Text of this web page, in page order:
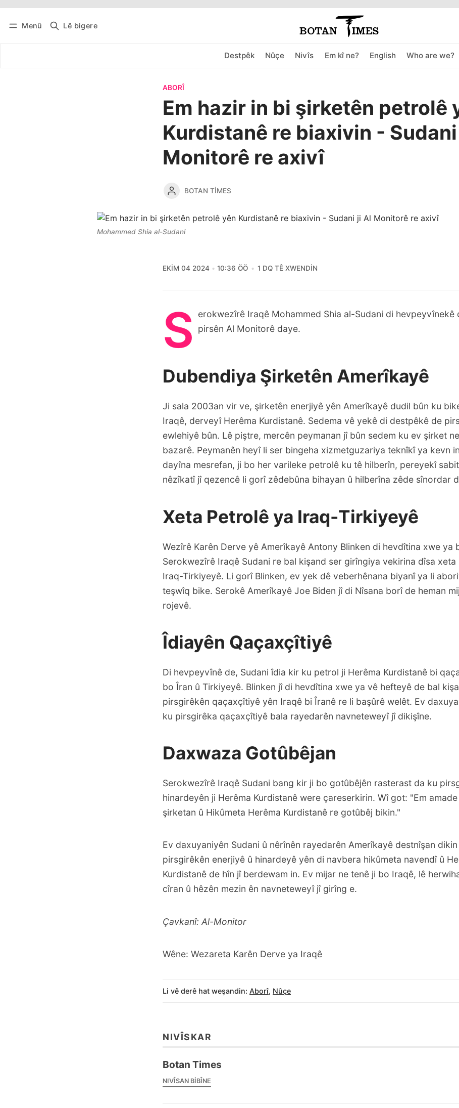
Menû Lê bigere
Destpêk Nûçe Nivîs Em kî ne? English Who are we?
Têkevê Bûltena belaş bistîne
ABORÎ
Em hazir in bi şirketên petrolê
Kurdistanê re biaxivin -
Monitorê re axivî
BOTAN TIMES
Mohammed Shia al-Sudani
EKIM 04 2024 10:36 ÖÖ 1 DQ TÊ XWENDIN
S erokwezîrê Iraqê Mohammed Shia al-Sudani di hevpeyvînekê
pirsên Al Monitorê daye.
Dubendiya Şirketên Amerîkayê
Ji sala 2003an vir ve, şirketên enerjiyê yên Amerîkayê dudil bûn ku
Iraqê, derveyî Herêma Kurdistanê. Sedema vê yekê di destpêkê de
ewlehiyê bûn. Lê piştre, mercên peymanan jî bûn sedem ku ev şirket
bazarê. Peymanên heyî li ser bingeha xizmetguzariya teknîkî ya kevn
dayîna mesrefan, ji bo her varileke petrolê ku tê hilberîn, pereyekî
nêzîkatî jî qezencê li gorî zêdebûna bihayan û hilberîna zêde sînordar
Xeta Petrolê ya Iraq-Tirkiyeyê
Wezîrê Karên Derve yê Amerîkayê Antony Blinken di hevdîtina xwe ya
Serokwezîrê Iraqê Sudani re bal kişand ser girîngiya vekirina dîsa
Iraq-Tirkiyeyê. Li gorî Blinken, ev yek dê veberhênana biyanî ya li
teşwîq bike. Serokê Amerîkayê Joe Biden jî di Nîsana borî de heman
rojevê.
Îdiayên Qaçaxçîtiyê
Di hevpeyvînê de, Sudani îdia kir ku petrol ji Herêma Kurdistanê bi
bo Îran û Tirkiyeyê. Blinken jî di hevdîtina xwe ya vê hefteyê de bal
pirsgirêkên qaçaxçîtiyê yên Iraqê bi Îranê re li başûrê welêt. Ev
ku pirsgirêka qaçaxçîtiyê bala rayedarên navneteweyî jî dikişîne.
Daxwaza Gotûbêjan
Serokwezîrê Iraqê Sudani bang kir ji bo gotûbêjên rasterast da ku
hinardeyên ji Herêma Kurdistanê were çareserkirin. Wî got: "Em
şirketan û Hikûmeta Herêma Kurdistanê re gotûbêj bikin."
Ev daxuyaniyên Sudani û nêrînên rayedarên Amerîkayê destnîşan
pirsgirêkên enerjiyê û hinardeyê yên di navbera hikûmeta navendî û
Kurdistanê de hîn jî berdewam in. Ev mijar ne tenê ji bo Iraqê, lê
cîran û hêzên mezin ên navneteweyî jî girîng e.
Çavkanî: Al-Monitor
Wêne: Wezareta Karên Derve ya Iraqê
Li vê derê hat weşandin: Aborî, Nûçe
NIVÎSKAR
Botan Times
NIVÎSAN BIBÎNE